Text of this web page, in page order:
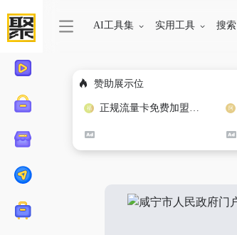
AI工具集 实用工具 搜索
赞助展示位
正规流量卡免费加盟合作